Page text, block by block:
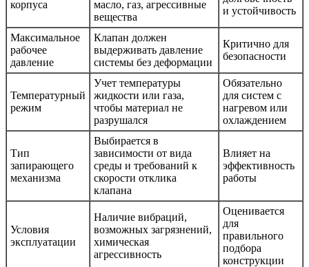
корпуса
масло, газ, агрессивные
вещества
и устойчивость
Максимальное
рабочее
давление
Клапан должен
выдерживать давление
системы без деформации
Критично для
безопасности
Температурный
режим
Учет температуры
жидкости или газа,
чтобы материал не
разрушался
Обязательно
для систем с
нагревом или
охлаждением
Тип
запирающего
механизма
Выбирается в
зависимости от вида
среды и требований к
скорости отклика
клапана
Влияет на
эффективность
работы
Условия
эксплуатации
Наличие вибраций,
возможных загрязнений,
химическая
агрессивность
Оценивается
для
правильного
подбора
конструкции